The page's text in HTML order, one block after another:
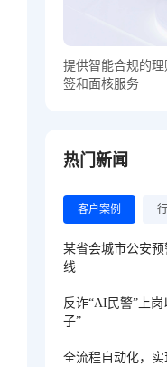
提供智能合规的
签和面核服务
热门新闻
客户案例
某省会城市公安预警劝阻
线
反诈“AI民警”上
子”
全流程自动化，